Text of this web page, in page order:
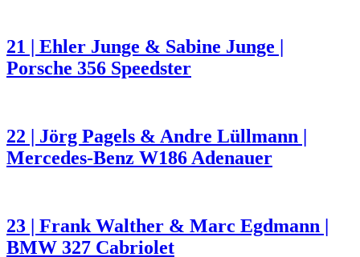
21 | Ehler Junge & Sabine Junge |
Porsche 356 Speedster
22 | Jörg Pagels & Andre Lüllmann |
Mercedes-Benz W186 Adenauer
23 | Frank Walther & Marc Egdmann |
BMW 327 Cabriolet